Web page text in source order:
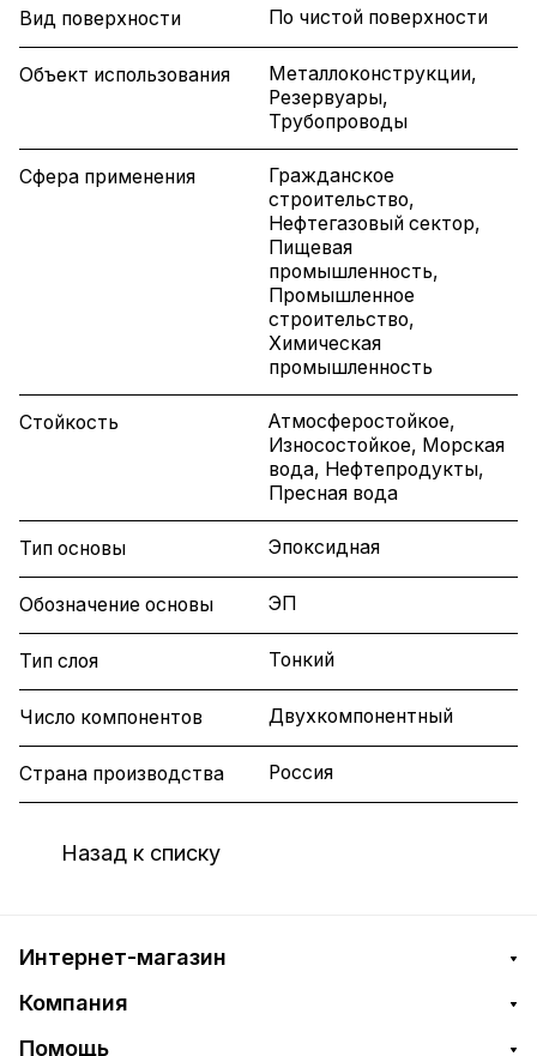
Вид поверхности По чистой поверхности
Объект использования
Металлоконструкции,
Резервуары,
Трубопроводы
Сфера применения
Гражданское
строительство,
Нефтегазовый сектор,
Пищевая
промышленность,
Промышленное
строительство,
Химическая
промышленность
Стойкость
Атмосферостойкое,
Износостойкое, Морская
вода, Нефтепродукты,
Пресная вода
Тип основы Эпоксидная
Обозначение основы ЭП
Тип слоя Тонкий
Число компонентов Двухкомпонентный
Страна производства Россия
Назад к списку
Интернет-магазин
Компания
Помощь